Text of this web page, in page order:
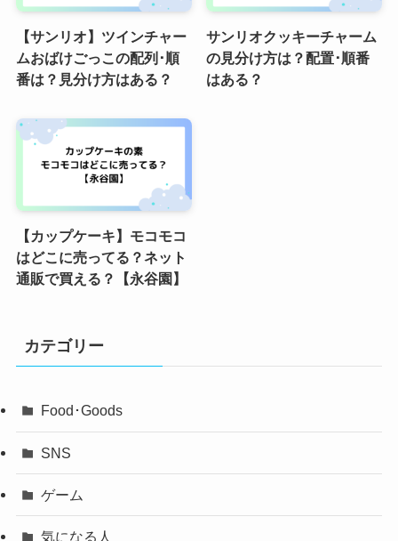
【サンリオ】ツインチャー
ムおばけごっこの配列･順
番は？見分け方はある？
サンリオクッキーチャーム
の見分け方は？配置･順番
はある？
【カップケーキ】モコモコ
はどこに売ってる？ネット
通販で買える？【永谷園】
カテゴリー
Food･Goods
SNS
ゲーム
気になる人